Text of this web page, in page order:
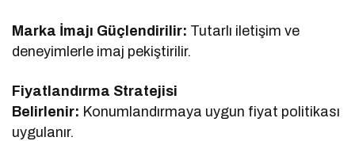
Marka İmajı Güçlendirilir: Tutarlı iletişim ve
deneyimlerle imaj pekiştirilir.
Fiyatlandırma Stratejisi
Belirlenir: Konumlandırmaya uygun fiyat politikası
uygulanır.